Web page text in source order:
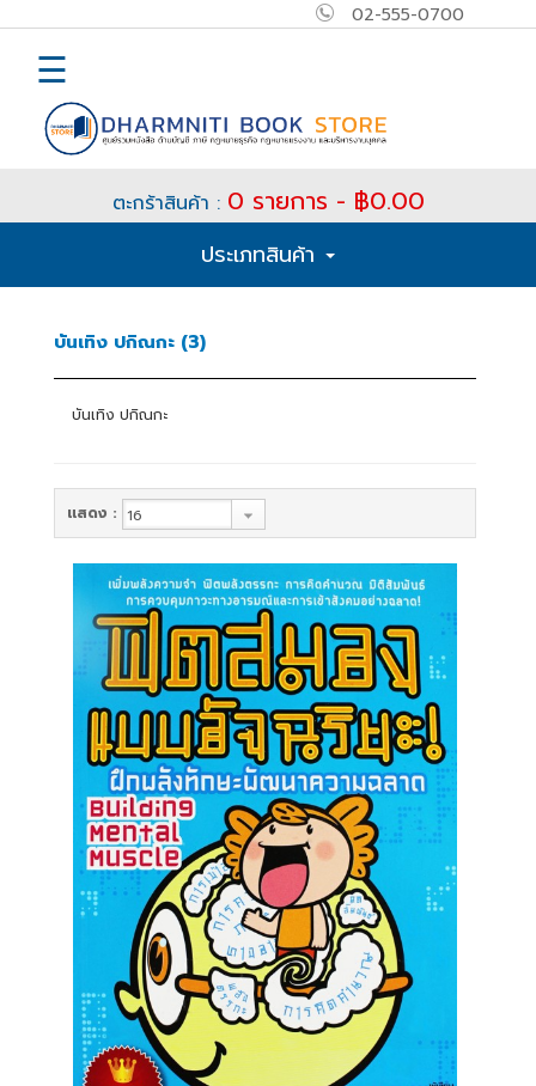
02-555-0700
MAIN
MENU
E-
to
บริษัท ธรรมนิติเพรส
เพิ่มทรัพย์(ประชาชื่น20)
ถนนประชาชื่น แขวง
บางซื่อ เขตบางซื่อ
กรุงเทพมหานคร
10800
0700(Auto)ext.713
โทรสาร : (02) 555-
0728
book@dharmniti.co.th
☰
ตะกร้าสินค้า : 0 รายการ - ฿0.00
ประเภทสินค้า
บันเทิง ปกิณกะ (3)
บันเทิง ปกิณกะ
แสดง :
×